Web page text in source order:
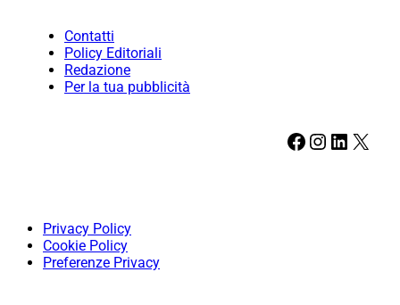
Contatti
Policy Editoriali
Redazione
Per la tua pubblicità
Facebook Instagram LinkedIn X
Privacy Policy
Cookie Policy
Preferenze Privacy